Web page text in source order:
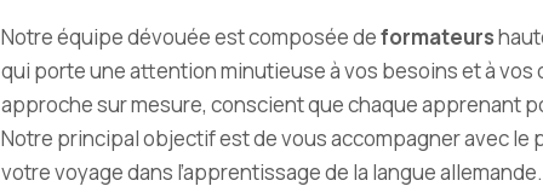
Notre équipe dévouée est composée deformateurs
qui porte une attention minutieuse à vos besoins et à vos
approche sur mesure, conscient que chaque apprenant
Notre principal objectif est de vous accompagner avec
votre voyage dans l’apprentissage de la langue allemande.